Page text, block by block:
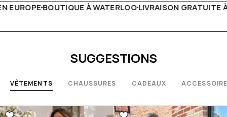
LIVRAISON GRATUITE À PARTIR DE 150€LIVE
SUGGESTIONS
VÊTEMENTS CHAUSSURES CADEAUX